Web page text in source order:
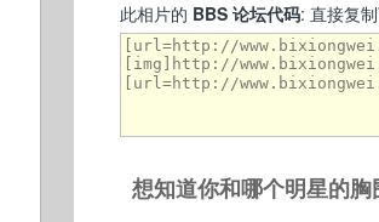
此相片的 BBS 论坛代码: 直接复
想知道你和哪个明星的胸